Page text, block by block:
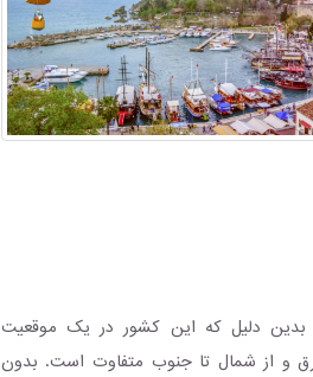
بدین دلیل که این کشور در یک موقعیت
و از شمال تا جنوب متفاوت است. بدون